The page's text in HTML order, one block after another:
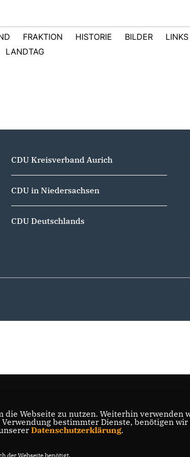
FRAKTION HISTORIE BILDER LINKS
LANDTAG
CDU Kreisverband Aurich
CDU in Niedersachsen
CDU Deutschlands
die Webseite zu nutzen. Weiterhin
bestimmter Dienste, benötigen
Datenschutzerklärung.
der Webseite benötigt.